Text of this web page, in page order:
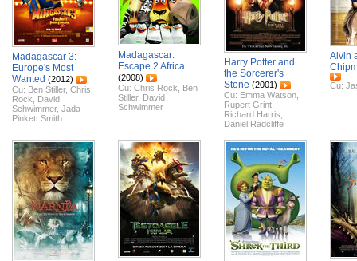
Madagascar 3:
Europe's Most
Wanted (2012)
Cu: Ben Stiller, Chris
Rock
David
Schwimmer, Jada
Pinkett Smith
Madagascar:
Escape 2 Africa
(2008)
Cu: Chris Rock
Ben
Stiller, David
Schwimmer
Harry Potter and
the Sorcerer's
Stone (2001)
Cu: Emma Watson
Rupert Grint
Richard Harris
Daniel Radcliffe
Alvin
Cu: